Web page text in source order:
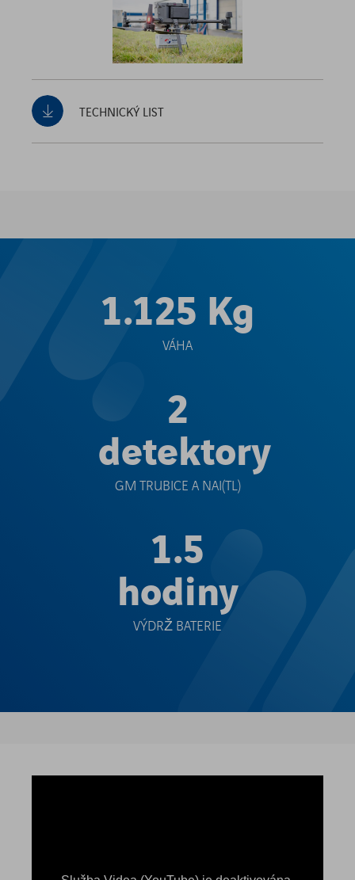
TECHNICKÝ LIST
1.125 Kg
VÁHA
2
detektory
GM TRUBICE A NAI(TL)
1.5
hodiny
VÝDRŽ BATERIE